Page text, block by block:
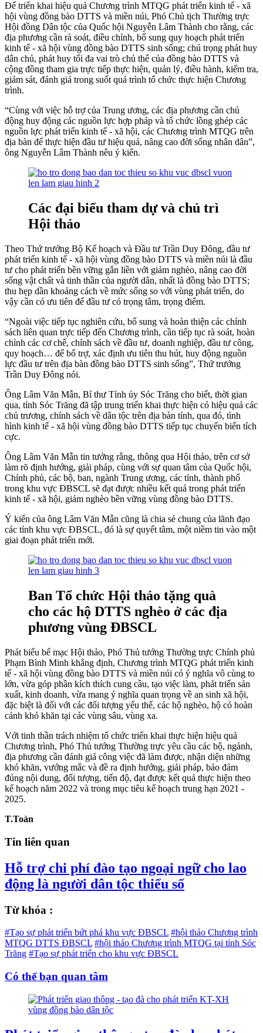
Để triển khai hiệu quả Chương trình MTQG phát triển kinh tế - xã
hội vùng đồng bào DTTS và miền núi, Phó Chủ tịch Thường trực
Hội đồng Dân tộc của Quốc hội Nguyễn Lâm Thành cho rằng, các
địa phương cần rà soát, điều chỉnh, bổ sung quy hoạch phát triển
kinh tế - xã hội vùng đồng bào DTTS sinh sống; chú trọng phát huy
dân chủ, phát huy tối đa vai trò chủ thể của đồng bào DTTS và
cộng đồng tham gia trực tiếp thực hiện, quản lý, điều hành, kiểm tra,
giám sát, đánh giá trong suốt quá trình tổ chức thực hiện Chương
trình.
“Cùng với việc hỗ trợ của Trung ương, các địa phương cần chủ
động huy động các nguồn lực hợp pháp và tổ chức lồng ghép các
nguồn lực phát triển kinh tế - xã hội, các Chương trình MTQG trên
địa bàn để thực hiện đầu tư hiệu quả, nâng cao đời sống nhân dân”,
ông Nguyễn Lâm Thành nêu ý kiến.
Các đại biểu tham dự và chủ trì
Hội thảo
Theo Thứ trưởng Bộ Kế hoạch và Đầu tư Trần Duy Đông, đầu tư
phát triển kinh tế - xã hội vùng đồng bào DTTS và miền núi là đầu
tư cho phát triển bền vững gắn liền với giảm nghèo, nâng cao đời
sống vật chất và tinh thần của người dân, nhất là đồng bào DTTS;
thu hẹp dần khoảng cách về mức sống so với vùng phát triển, do
vậy cần có ưu tiên để đầu tư có trọng tâm, trọng điểm.
“Ngoài việc tiếp tục nghiên cứu, bổ sung và hoàn thiện các chính
sách liên quan trực tiếp đến Chương trình, cần tiếp tục rà soát, hoàn
chỉnh các cơ chế, chính sách về đầu tư, doanh nghiệp, đầu tư công,
quy hoạch… để bổ trợ, xác định ưu tiên thu hút, huy động nguồn
lực đầu tư trên địa bàn đồng bào DTTS sinh sống”, Thứ trưởng
Trần Duy Đông nói.
Ông Lâm Văn Mẫn, Bí thư Tỉnh ủy Sóc Trăng cho biết, thời gian
qua, tỉnh Sóc Trăng đã tập trung triển khai thực hiện có hiệu quả các
chủ trương, chính sách về dân tộc trên địa bàn tỉnh, qua đó, tình
hình kinh tế - xã hội vùng đồng bào DTTS tiếp tục chuyển biến tích
cực.
Ông Lâm Văn Mẫn tin tưởng rằng, thông qua Hội thảo, trên cơ sở
làm rõ định hướng, giải pháp, cùng với sự quan tâm của Quốc hội,
Chính phủ, các bộ, ban, ngành Trung ương, các tỉnh, thành phố
trong khu vực ĐBSCL sẽ đạt được nhiều kết quả trong phát triển
kinh tế - xã hội, giảm nghèo bền vững vùng đồng bào DTTS.
Ý kiến của ông Lâm Văn Mẫn cũng là chia sẻ chung của lãnh đạo
các tỉnh khu vực ĐBSCL, đó là sự quyết tâm, một niềm tin vào một
giai đoạn phát triển mới.
Ban Tổ chức Hội thảo tặng quà
cho các hộ DTTS nghèo ở các địa
phương vùng ĐBSCL
Phát biểu bế mạc Hội thảo, Phó Thủ tướng Thường trực Chính phủ
Phạm Bình Minh khẳng định, Chương trình MTQG phát triển kinh
tế - xã hội vùng đồng bào DTTS và miền núi có ý nghĩa vô cùng to
lớn, vừa góp phần kích thích cung cầu, tạo việc làm, phát triển sản
xuất, kinh doanh, vừa mang ý nghĩa quan trọng về an sinh xã hội,
đặc biệt là đối với các đối tượng yếu thế, các hộ nghèo, hộ có hoàn
cảnh khó khăn tại các vùng sâu, vùng xa.
Với tinh thần trách nhiệm tổ chức triển khai thực hiện hiệu quả
Chương trình, Phó Thủ tướng Thường trực yêu cầu các bộ, ngành,
địa phương cần đánh giá công việc đã làm được, nhận diện những
khó khăn, vướng mắc và đề ra định hướng, giải pháp, bảo đảm
đúng nội dung, đối tượng, tiến độ, đạt được kết quả thực hiện theo
kế hoạch năm 2022 và trong mục tiêu kế hoạch trung hạn 2021 -
2025.
T.Toàn
Tin liên quan
Hỗ trợ chi phí đào tạo ngoại ngữ cho lao
động là người dân tộc thiểu số
Từ khóa :
#Tạo sự phát triển bứt phá khu vực ĐBSCL #hội thảo Chương trình
MTQG DTTS ĐBSCL #hội thảo Chương trình MTQG tại tỉnh Sóc
Trăng #Tạo sự phát triển cho khu vực ĐBSCL
Có thể bạn quan tâm